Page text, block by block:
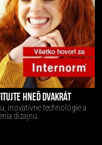
HNEĎ DVAKRÁT
inovatívne technológie a
dizajnu.